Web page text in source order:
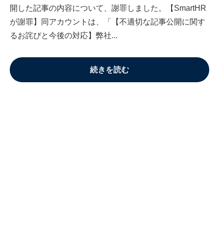
開した記事の内容について、謝罪しました。【SmartHR
が謝罪】同アカウントは、「【不適切な記事公開に関す
るお詫びと今後の対応】弊社...
続きを読む